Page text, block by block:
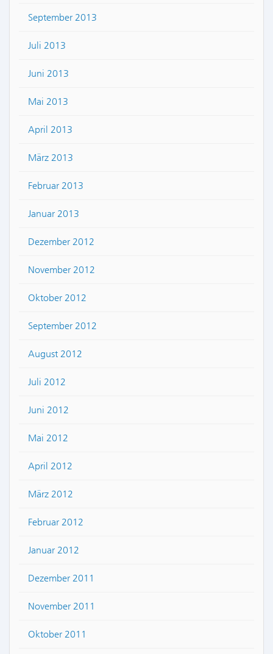
September 2013
Juli 2013
Juni 2013
Mai 2013
April 2013
März 2013
Februar 2013
Januar 2013
Dezember 2012
November 2012
Oktober 2012
September 2012
August 2012
Juli 2012
Juni 2012
Mai 2012
April 2012
März 2012
Februar 2012
Januar 2012
Dezember 2011
November 2011
Oktober 2011